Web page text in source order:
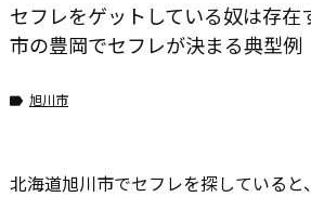
セフレをゲットしている奴は存
市の豊岡でセフレが決まる典型例
 旭川市
北海道旭川市でセフレを探していると